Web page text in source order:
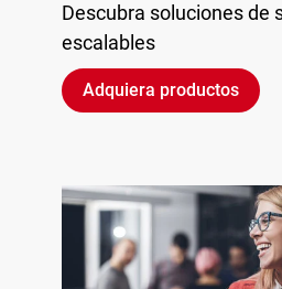
Descubra soluciones de
escalables
Adquiera productos